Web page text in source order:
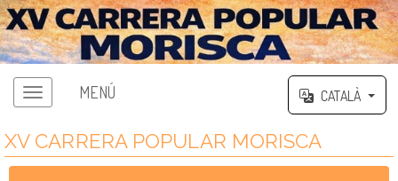
MENÚ CATALÀ
XV CARRERA POPULAR MORISCA